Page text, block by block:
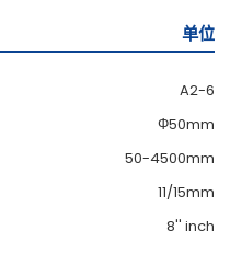
单位
A2-6
Φ50mm
50-4500mm
11/15mm
8'' inch